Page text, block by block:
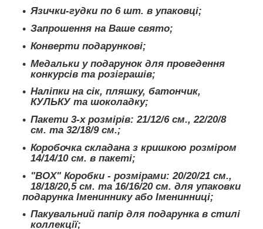
Язички-гудки по 6 шт. в упаковці;
Запрошення на Ваше свято;
Конверти подарункові;
Медальки у подарунок для проведення
конкурсів та розіграшів;
Наліпки на сік, пляшку, батончик,
КУЛЬКУ та шоколадку;
Пакети 3-х розмірів: 21/12/6 см., 22/20/8
см. та 32/18/9 см.;
Коробочка складана з кришкою розміром
14/14/10 см. в пакеті;
"BOX" Коробки - розмірами: 20/20/21 см.,
18/18/20,5 см. та 16/16/20 см. для упаковки
подарунка Імениннику або Іменинниці;
Пакувальний папір для подарунка в стилі
коллекції;